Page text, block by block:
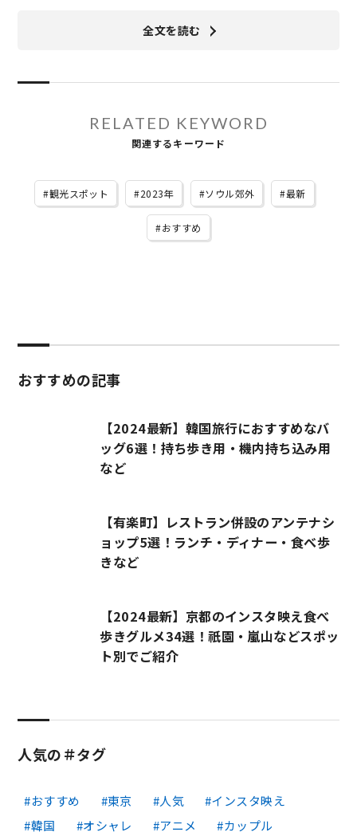
全文を読む
RELATED KEYWORD
関連するキーワード
観光スポット 2023年 ソウル郊外 最新
おすすめ
おすすめの記事
【2024最新】韓国旅行におすすめなバ
ッグ6選！持ち歩き用・機内持ち込み用
など
【有楽町】レストラン併設のアンテナシ
ョップ5選！ランチ・ディナー・食べ歩
きなど
【2024最新】京都のインスタ映え食べ
歩きグルメ34選！祇園・嵐山などスポッ
ト別でご紹介
人気の＃タグ
おすすめ 東京 人気
インスタ映え
韓国
オシャレ アニメ
カップル